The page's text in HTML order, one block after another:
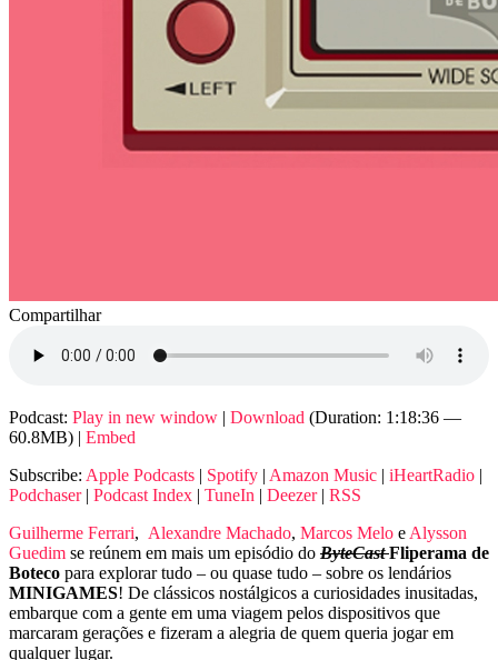
Compartilhar
Podcast: Play in new window | Download (Duration: 1:18:36 —
60.8MB) | Embed
Subscribe: Apple Podcasts | Spotify | Amazon Music | iHeartRadio |
Podchaser| Podcast Index | TuneIn | Deezer| RSS
Guilherme Ferrari, Alexandre Machado, Marcos Melo e Alysson
Guedim se reúnem em mais um episódio do ByteCast Fliperama de
Boteco para explorar tudo – ou quase tudo – sobre os lendários
MINIGAMES! De clássicos nostálgicos a curiosidades inusitadas,
embarque com a gente em uma viagem pelos dispositivos que
marcaram gerações e fizeram a alegria de quem queria jogar em
qualquer lugar.